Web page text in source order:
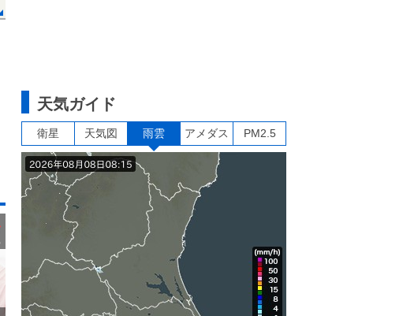
天気ガイド
衛星 天気図 雨雲 アメダス PM2.5